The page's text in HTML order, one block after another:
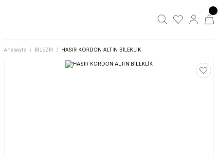
Anasayfa BİLEZİK HASIR KORDON ALTIN BİLEKLİK